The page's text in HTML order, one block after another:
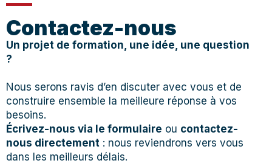
Contactez-nous
Un projet de formation, une idée, une question
?
Nous serons ravis d’en discuter avec vous et de
construire ensemble la meilleure réponse à vos
besoins.
Écrivez-nous via le formulaire ou contactez-
nous directement : nous reviendrons vers vous
dans les meilleurs délais.